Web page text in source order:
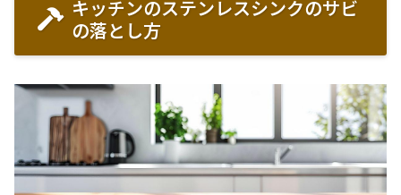
キッチンのステンレスシンクのサビ
の落とし方